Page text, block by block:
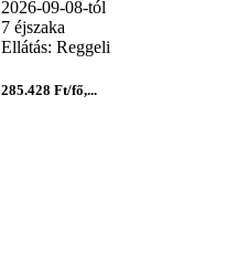
2026-09-08-tól
7 éjszaka
Ellátás: Reggeli
285.428 Ft/fő,...